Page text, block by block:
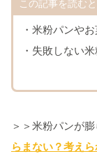
この記事を読む
・米粉パンや
・失敗しない
＞＞米粉パンが
らまない？考え